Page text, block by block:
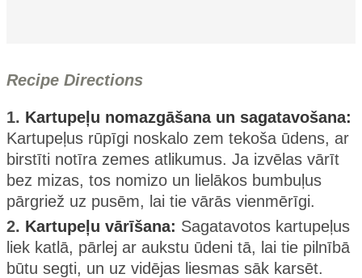
Recipe Directions
1. Kartupeļu nomazgāšana un sagatavošana:
Kartupeļus rūpīgi noskalo zem tekoša ūdens, ar
birstīti notīra zemes atlikumus. Ja izvēlas vārīt
bez mizas, tos nomizo un lielākos bumbuļus
pārgriež uz pusēm, lai tie vārās vienmērīgi.
2. Kartupeļu vārīšana: Sagatavotos kartupeļus
liek katlā, pārlej ar aukstu ūdeni tā, lai tie pilnībā
būtu segti, un uz vidējas liesmas sāk karsēt.